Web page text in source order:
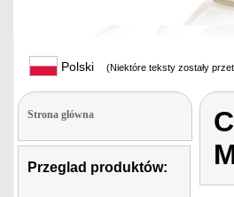
Polski (Niektóre teksty zostały
Strona glówna
Przeglad produktów: